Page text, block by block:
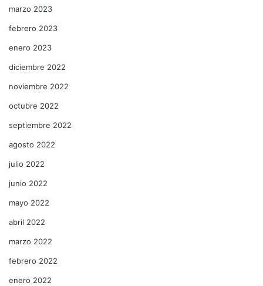
marzo 2023
febrero 2023
enero 2023
diciembre 2022
noviembre 2022
octubre 2022
septiembre 2022
agosto 2022
julio 2022
junio 2022
mayo 2022
abril 2022
marzo 2022
febrero 2022
enero 2022